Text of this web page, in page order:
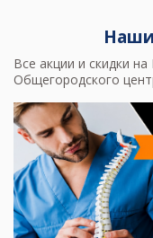
Все акции и скидки
Общегородского